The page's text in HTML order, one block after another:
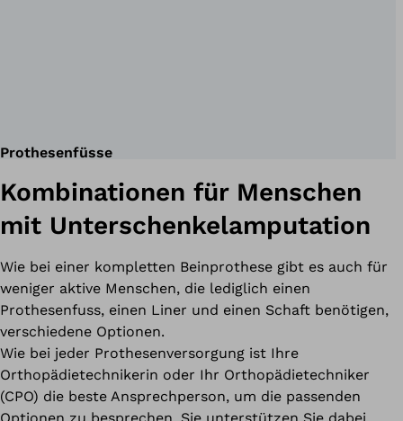
Prothesenfüsse
Kombinationen für Menschen
mit Unterschenkelamputation
Wie bei einer kompletten Beinprothese gibt es auch für
weniger aktive Menschen, die lediglich einen
Prothesenfuss, einen Liner und einen Schaft benötigen,
verschiedene Optionen.
Wie bei jeder Prothesenversorgung ist Ihre
Orthopädietechnikerin oder Ihr Orthopädietechniker
(CPO) die beste Ansprechperson, um die passenden